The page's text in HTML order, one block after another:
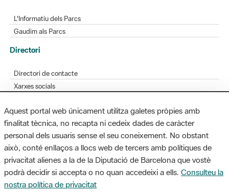
Directori de contacte
Xarxes socials
Bústia de suggeriments
Opineu sobre els parcs
MAPA WEB AVÍS LEGAL ACCESSIBILITAT
Diputació de Barcelona. Edifici Llacuna, 1a planta. Badajoz, 49. 08005
Barcelona. Tel. 934 022 428 / xarxaparcs@diba.cat
Aquest portal web únicament utilitza galetes pròpies amb
finalitat tècnica, no recapta ni cedeix dades de caràcter
personal dels usuaris sense el seu coneixement. No obstant
això, conté enllaços a llocs web de tercers amb polítiques de
privacitat alienes a la de la Diputació de Barcelona que vostè
podrà decidir si accepta o no quan accedeixi a ells. Consulteu la
nostra política de privacitat